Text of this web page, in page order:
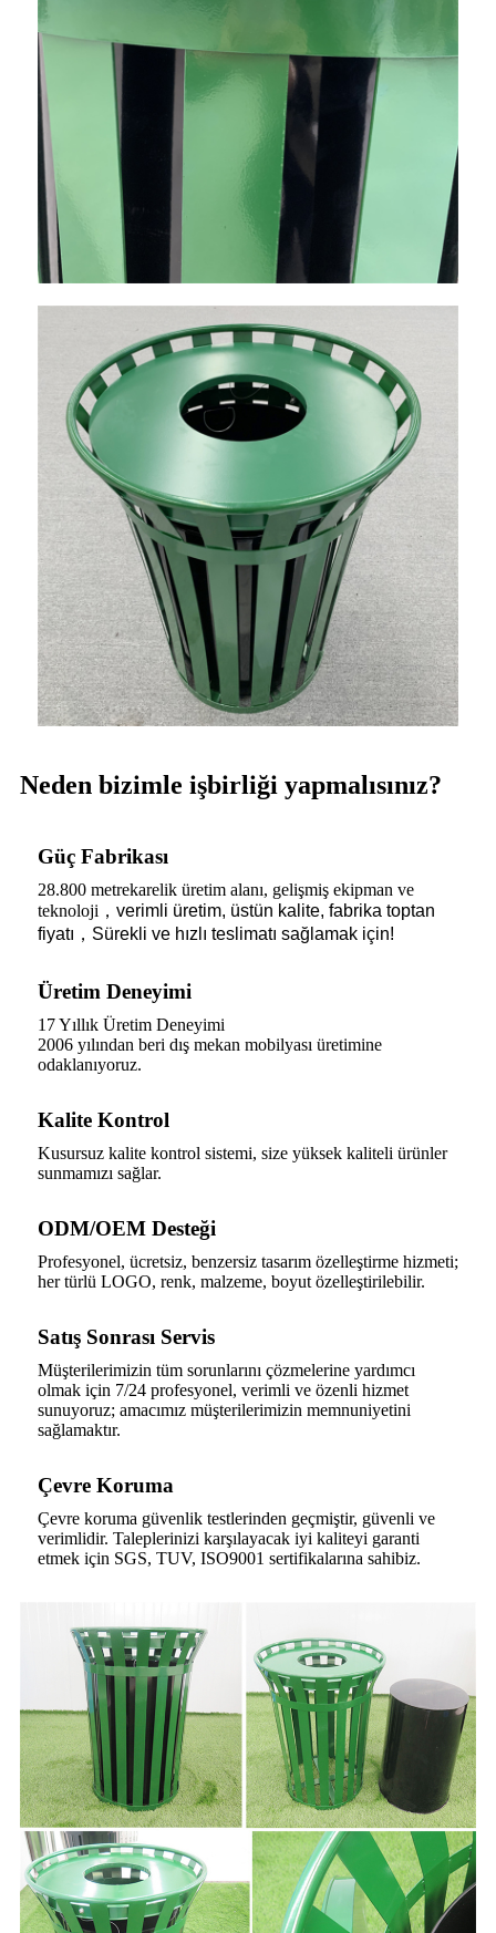
Neden bizimle işbirliği yapmalısınız?
Güç Fabrikası
28.800 metrekarelik üretim alanı, gelişmiş ekipman ve
teknoloji ， verimli üretim, üstün kalite, fabrika toptan
fiyatı ， Sürekli ve hızlı teslimatı sağlamak için!
Üretim Deneyimi
17 Yıllık Üretim Deneyimi
2006 yılından beri dış mekan mobilyası üretimine
odaklanıyoruz.
Kalite Kontrol
Kusursuz kalite kontrol sistemi, size yüksek kaliteli ürünler
sunmamızı sağlar.
ODM/OEM Desteği
Profesyonel, ücretsiz, benzersiz tasarım özelleştirme hizmeti;
her türlü LOGO, renk, malzeme, boyut özelleştirilebilir.
Satış Sonrası Servis
Müşterilerimizin tüm sorunlarını çözmelerine yardımcı
olmak için 7/24 profesyonel, verimli ve özenli hizmet
sunuyoruz; amacımız müşterilerimizin memnuniyetini
sağlamaktır.
Çevre Koruma
Çevre koruma güvenlik testlerinden geçmiştir, güvenli ve
verimlidir. Taleplerinizi karşılayacak iyi kaliteyi garanti
etmek için SGS, TUV, ISO9001 sertifikalarına sahibiz.